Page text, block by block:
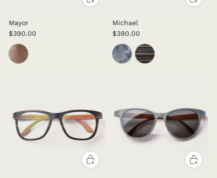
Mayor
$390.00
Michael
$390.00